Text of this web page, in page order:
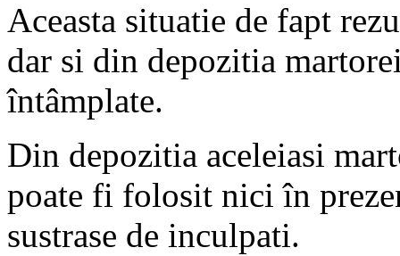
Aceasta situatie de fapt
dar si din depozitia
întâmplate.
Din depozitia aceleiasi
poate fi folosit nici în
sustrase de inculpati.